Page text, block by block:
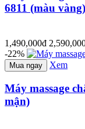
6811 (màu vàng)
1,490,000đ
-22%
Mua ngay Xem
Máy massage
mận)